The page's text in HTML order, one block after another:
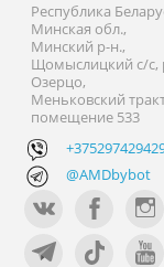
Республика
Минская обл.,
Минский р-н.,
Щомыслицкий с/с,
Озерцо,
Меньковский
помещение 533
@AMDbybot